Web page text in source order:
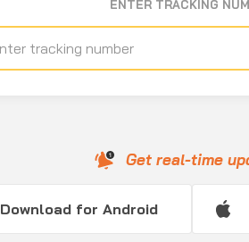
ENTER TRACKING
Get real-time
Download for Android